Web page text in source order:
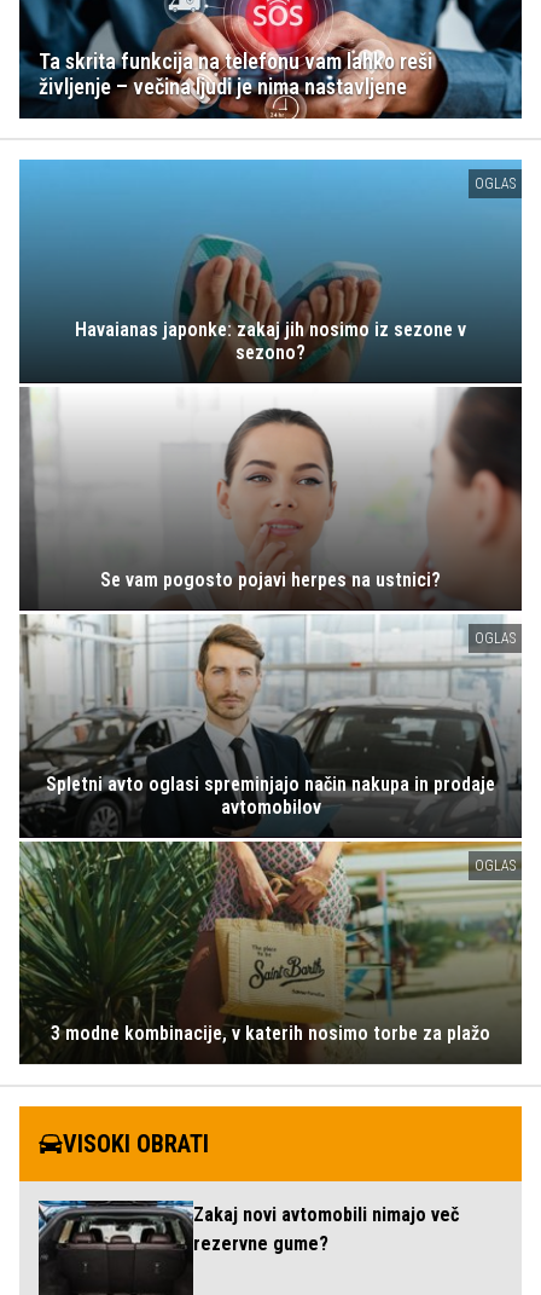
Ta skrita funkcija na telefonu vam lahko reši
življenje – večina ljudi je nima nastavljene
OGLAS
Havaianas japonke: zakaj jih nosimo iz sezone v
sezono?
Se vam pogosto pojavi herpes na ustnici?
OGLAS
Spletni avto oglasi spreminjajo način nakupa in prodaje
avtomobilov
OGLAS
3 modne kombinacije, v katerih nosimo torbe za plažo
VISOKI OBRATI
Zakaj novi avtomobili nimajo več
rezervne gume?